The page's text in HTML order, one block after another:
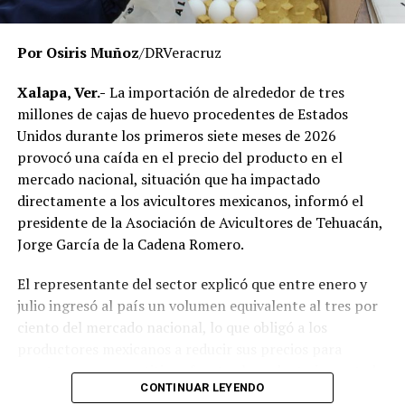
momento no existe una determinación definitiva sobre
responsabilidades individuales.
señalaron que un grupo de profesores ha manifestado
su inconformidad con el proceso de revisión, al
considerar que las investigaciones podrían afectar
intereses al interior de la institución.
De acuerdo con esos testimonios, el grupo identificado
comoMovimiento Estatal UPAV, integrado
públicamente por Verónica Sánchez Ramos, Mauricio
Ivette Lara Barradas, Roberto Ibáñez y Carlos Enrique
Sierra, ha cuestionado las acciones emprendidas por las
autoridades universitarias y estatales.
informado la conclusión de las investigaciones ni la
Por Osiris Muñoz/DRVeracruz
Xalapa, Ver.- La importación de alrededor de tres
millones de cajas de huevo procedentes de Estados
Unidos durante los primeros siete meses de 2026
provocó una caída en el precio del producto en el
mercado nacional, situación que ha impactado
directamente a los avicultores mexicanos, informó el
presidente de la Asociación de Avicultores de Tehuacán,
Jorge García de la Cadena Romero.
El representante del sector explicó que entre enero y
julio ingresó al país un volumen equivalente al tres por
ciento del mercado nacional, lo que obligó a los
mantenerse competitivos frente al producto importado.
CONTINUAR LEYENDO